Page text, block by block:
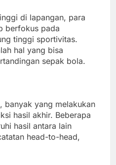
di lapangan, para
berfokus pada
tinggi sportivitas.
hal yang bisa
sepak bola.
banyak yang melakukan
hasil akhir. Beberapa
hasil antara lain
head-to-head,